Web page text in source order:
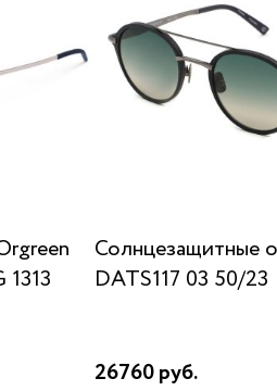
1313
Солнцезащитные
DATS117 03 50/23
26760 руб.